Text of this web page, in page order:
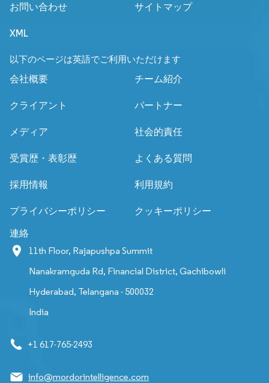
お問い合わせ サイトマップ
XML
以下のページは英語でご利用いただけます
会社概要
チーム紹介
クライアント パートナー
メディア 社会的責任
受賞歴・表彰歴 よくある質問
採用情報 利用規約
プライバシーポリシー クッキーポリシー
連絡
11th Floor, Rajapushpa Summit
Nanakramguda Rd, Financial District, Gachibowli
Hyderabad, Telangana - 500032
India
+1 617-765-2493
info@mordorintelligence.com